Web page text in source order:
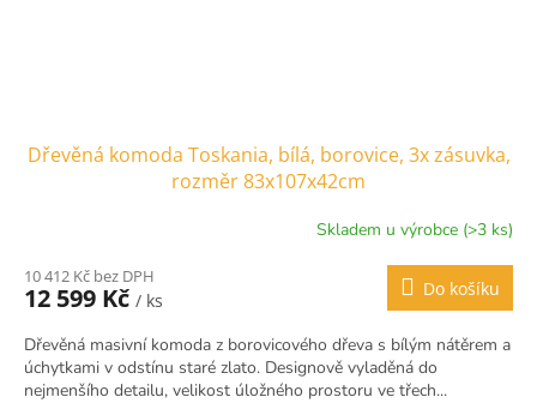
Dřevěná komoda Toskania, bílá, borovice, 3x zásuvka,
rozměr 83x107x42cm
Skladem u výrobce (>3 ks)
10 412 Kč bez DPH
12 599 Kč / ks
Do košíku
Dřevěná masivní komoda z borovicového dřeva s bílým nátěrem a
úchytkami v odstínu staré zlato. Designově vyladěná do
nejmenšího detailu, velikost úložného prostoru ve třech...